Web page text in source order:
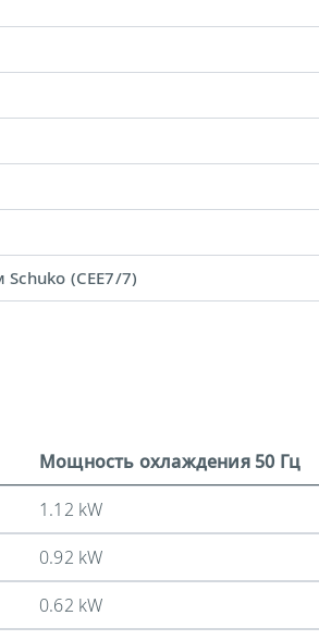
(CEE7/7)
Мощность охлаждения 50 Гц
1.12 kW
0.92 kW
0.62 kW